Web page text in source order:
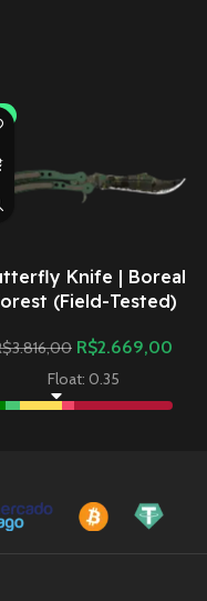
Knife | Boreal
(Field-Tested)
3.816,00 R$2.669,00
Float: 0.35